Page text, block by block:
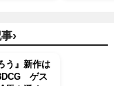
›
う』新作は
ゲス